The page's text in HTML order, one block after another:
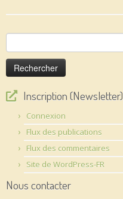
Rechercher :
Inscription (Newsletter)
Connexion
Flux des publications
Flux des commentaires
Site de WordPress-FR
Nous contacter